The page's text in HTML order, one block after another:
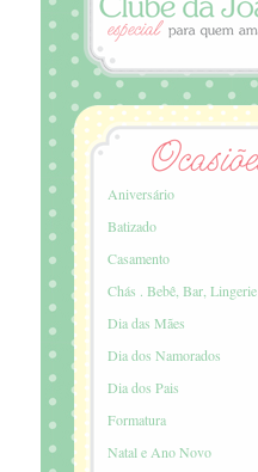
Aniversário
Batizado
Casamento
Chás . Bebê, Bar, Lingerie
Dia das Mães
Dia dos Namorados
Dia dos Pais
Formatura
Natal e Ano Novo